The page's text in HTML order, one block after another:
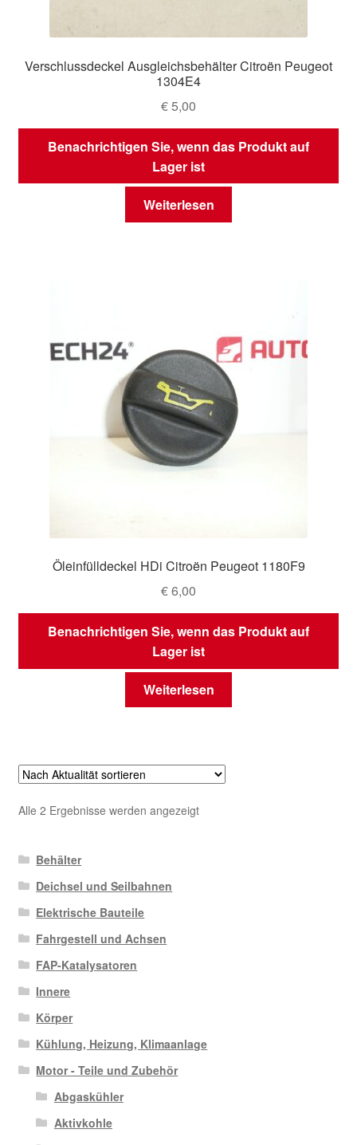
Zahlungen
Verschlussdeckel Ausgleichsbehälter Citroën Peugeot
1304E4
€5,00
Benachrichtigen Sie, wenn das Produkt auf
Lager ist
Weiterlesen
Öleinfülldeckel HDi Citroën Peugeot 1180F9
€6,00
Benachrichtigen Sie, wenn das Produkt auf
Lager ist
Weiterlesen
Alle 2 Ergebnisse werden angezeigtNach
Behälter
Deichsel und Seilbahnen
Elektrische Bauteile
Fahrgestell und Achsen
FAP-Katalysatoren
Innere
Körper
Kühlung, Heizung, Klimaanlage
Motor - Teile und Zubehör
Abgaskühler
Aktivkohle